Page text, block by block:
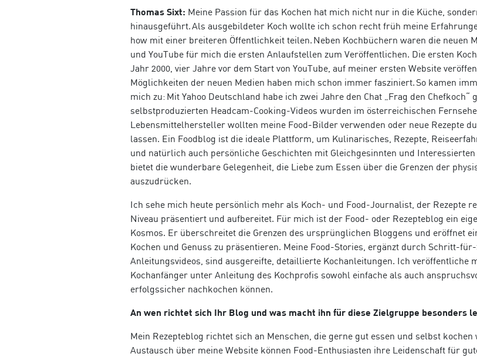
Thomas Sixt: Meine Passion für das Kochen hat mich nicht nur in die Küche,
hinausgeführt. Als ausgebildeter Koch wollte ich schon recht früh meine
how mit einer breiteren Öffentlichkeit teilen. Neben Kochbüchern waren die neuen
und YouTube für mich die ersten Anlaufstellen zum Veröffentlichen. Die ersten
Jahr 2000, vier Jahre vor dem Start von YouTube, auf meiner ersten Website verö
Möglichkeiten der neuen Medien haben mich schon immer fasziniert. So kamen
mich zu: Mit Yahoo Deutschland habe ich zwei Jahre den Chat „Frag den Chefkoch“
selbstproduzierten Headcam-Cooking-Videos wurden im österreichischen
Lebensmittelhersteller wollten meine Food-Bilder verwenden oder neue Rezepte
lassen. Ein Foodblog ist die ideale Plattform, um Kulinarisches, Rezepte,
und natürlich auch persönliche Geschichten mit Gleichgesinnten und
bietet die wunderbare Gelegenheit, die Liebe zum Essen über die Grenzen der
auszudrücken.
Ich sehe mich heute persönlich mehr als Koch- und Food-Journalist, der Rezepte
Niveau präsentiert und aufbereitet. Für mich ist der Food- oder Rezepteblog ein
Kosmos. Er überschreitet die Grenzen des ursprünglichen Bloggens und eröffnet
Kochen und Genuss zu präsentieren. Meine Food-Stories, ergänzt durch Schritt-
Anleitungsvideos, sind ausgereifte, detaillierte Kochanleitungen. Ich veröffentliche
Kochanfänger unter Anleitung des Kochprofis sowohl einfache als auch
erfolgssicher nachkochen können.
An wen richtet sich Ihr Blog und was macht ihn für diese Zielgruppe besonders
Mein Rezepteblog richtet sich an Menschen, die gerne gut essen und selbst kochen
Austausch über meine Website können Food-Enthusiasten ihre Leidenschaft für